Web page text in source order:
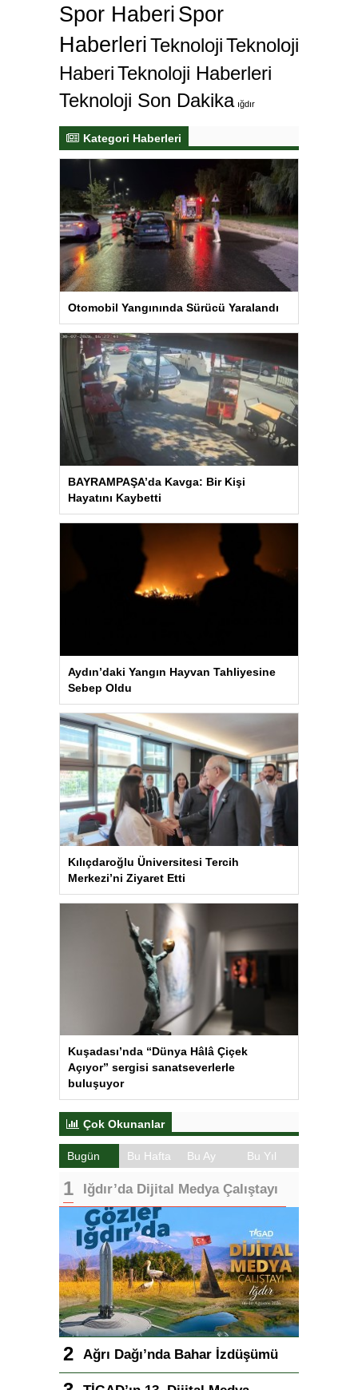
Spor Haberi Spor
HaberleriTeknolojiTeknoloji
HaberiTeknoloji Haberleri
Teknoloji Son Dakika ığdır
Kategori Haberleri
Otomobil Yangınında Sürücü Yaralandı
BAYRAMPAŞA’da Kavga: Bir Kişi
Hayatını Kaybetti
Aydın’daki Yangın Hayvan Tahliyesine
Sebep Oldu
Kılıçdaroğlu Üniversitesi Tercih
Merkezi’ni Ziyaret Etti
Kuşadası’nda “Dünya Hâlâ Çiçek
Açıyor” sergisi sanatseverlerle
buluşuyor
Çok Okunanlar
Bugün Bu Hafta Bu Ay Bu Yıl
Iğdır’da Dijital Medya Çalıştayı
Ağrı Dağı’nda Bahar İzdüşümü